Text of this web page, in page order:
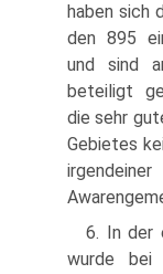
haben sich
den 895
und sind
beteiligt
die sehr
Gebietes
6. In der
wurde bei